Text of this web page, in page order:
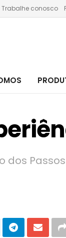
Trabalhe conosco
dos